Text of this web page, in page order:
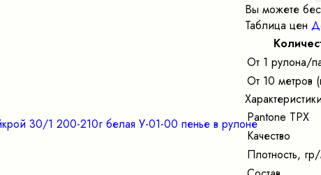
Вы можете
Таблица цен
От 1 рулона/
От 10 метров
Характеристики
Pantone TPX
Качество
Плотность,